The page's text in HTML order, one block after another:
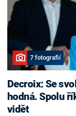
7 fotografií
Decroix: Se
hodná. Spolu
vidět